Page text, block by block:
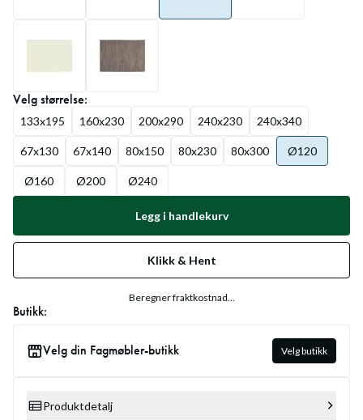
Velgstørrelse:
133x195 160x230 200x290 240x230 240x340
67x130 67x140 80x150 80x230 80x300 Ø120
Ø160 Ø200 Ø240
Legg i handlekurv
Klikk & Hent
Beregner fraktkostnad...
Butikk:
Velg din Fagmøbler-butikk Velg butikk
Produktdetalj